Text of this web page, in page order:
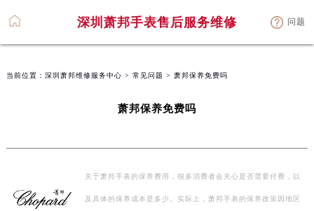
深圳萧邦手表售后服务维修 问题
当前位置： 深圳萧邦维修服务中心 > 常见问题 > 萧邦保养免费吗
萧邦保养免费吗
关于萧邦手表的保养费用，很多消费者会关心是否需要付费，以
及具体的保养成本是多少。实际上，萧邦手表的保养政策因地区